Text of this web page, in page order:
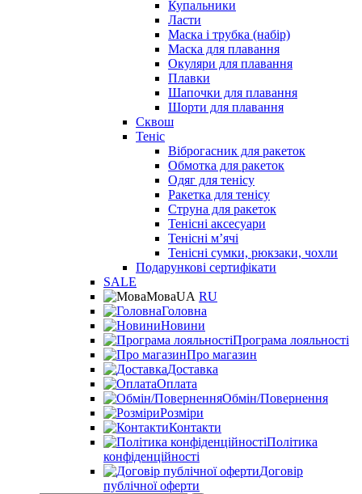
Купальники
Ласти
Маска і трубка (набір)
Маска для плавання
Окуляри для плавання
Плавки
Шапочки для плавання
Шорти для плавання
Сквош
Теніс
Віброгасник для ракеток
Обмотка для ракеток
Одяг для тенісу
Ракетка для тенісу
Струна для ракеток
Тенісні аксесуари
Тенісні мʼячі
Тенісні сумки, рюкзаки, чохли
Подарункові сертифікати
SALE
МоваUA RU
Головна
Новини
Програма лояльності
Про магазин
Доставка
Оплата
Обмін/Повернення
Розміри
Контакти
Політика
конфіденційності
Договір
публічної оферти